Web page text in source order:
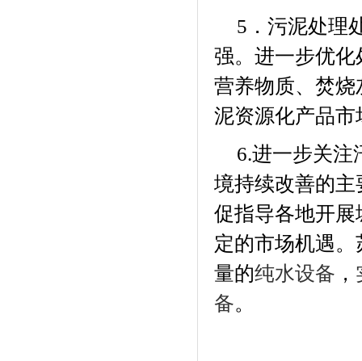
5 ．污泥处理
强。进一步优
营养物质、焚
泥资源化产品
6.进一步关注
境持续改善的主
促指导各地开
定的市场机遇。
量的纯水设备 ，
备。